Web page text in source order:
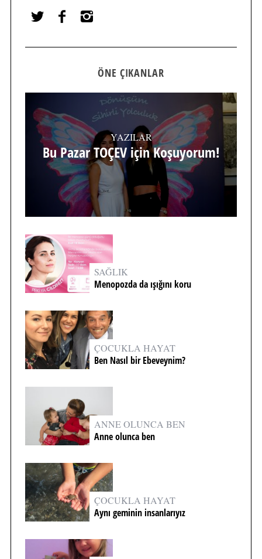
ÖNE ÇIKANLAR
YAZILAR
Bu Pazar TOÇEV için Koşuyorum!
SAĞLIK
Menopozda da ışığını koru
ÇOCUKLA HAYAT
Ben Nasıl bir Ebeveynim?
ANNE OLUNCA BEN
Anne olunca ben
ÇOCUKLA HAYAT
Aynı geminin insanlarıyız